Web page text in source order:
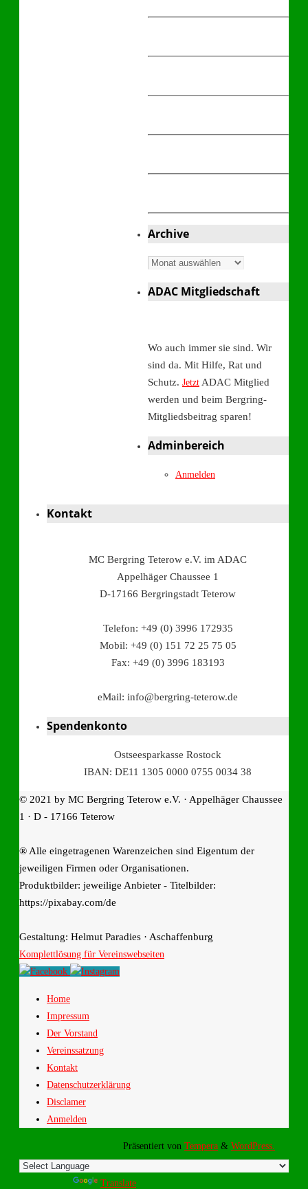
Archive
Archive
ADAC Mitgliedschaft
Wo auch immer sie sind. Wir
sind da. Mit Hilfe, Rat und
Schutz. Jetzt ADAC Mitglied
werden und beim Bergring-
Mitgliedsbeitrag sparen!
Adminbereich
Anmelden
Kontakt
MC Bergring Teterow e.V. im ADAC
Appelhäger Chaussee 1
D-17166 Bergringstadt Teterow
Telefon: +49 (0) 3996 172935
Mobil: +49 (0) 151 72 25 75 05
Fax: +49 (0) 3996 183193
eMail: info@bergring-teterow.de
Spendenkonto
Ostseesparkasse Rostock
IBAN: DE11 1305 0000 0755 0034 38
© 2021 by MC Bergring Teterow e.V. · Appelhäger Chaussee
1 · D - 17166 Teterow
® Alle eingetragenen Warenzeichen sind Eigentum der
jeweiligen Firmen oder Organisationen.
Produktbilder: jeweilige Anbieter - Titelbilder:
https://pixabay.com/de
Gestaltung: Helmut Paradies · Aschaffenburg
Komplettlösung für Vereinswebseiten
Home
Impressum
Der Vorstand
Vereinssatzung
Kontakt
Datenschutzerklärung
Disclamer
Anmelden
Präsentiert von Tempera & WordPress.
Translate